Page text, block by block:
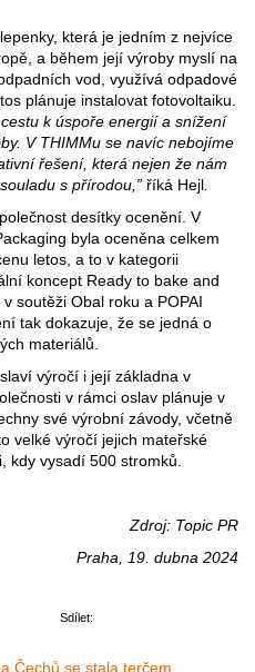
která je jedním z nejvíce
a během její výroby myslí na
vod, využívá odpadové
plánuje instalovat fotovoltaiku.
k úspoře energií a snížení
V THIMMu se navíc nebojíme
řešení, která nejen že nám
s přírodou,” říká Hejl
desítky ocenění. V
byla oceněna celkem
letos, a to v kategorii
koncept Ready to bake and
soutěži Obal roku a POPAI
tak dokazuje, že se jedná o
materiálů.
výročí i její základna v
v rámci oslav plánuje v
své výrobní závody, včetně
velké výročí jejich mateřské
kdy vysadí 500 stromků.
Zdroj: Topic PR
Praha, 19. dubna 2024
Sdílet:
Čechů se stala terčem